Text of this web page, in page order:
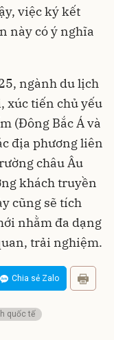
việc ký kết
này có ý nghĩa
ngành du lịch
xúc tiến chủ yếu
(Đông Bắc Á và
địa phương liên
châu Âu
khách truyền
cũng sẽ tích
nhằm đa dạng
trải nghiệm.
Chia sẻ Zalo
quốc tế